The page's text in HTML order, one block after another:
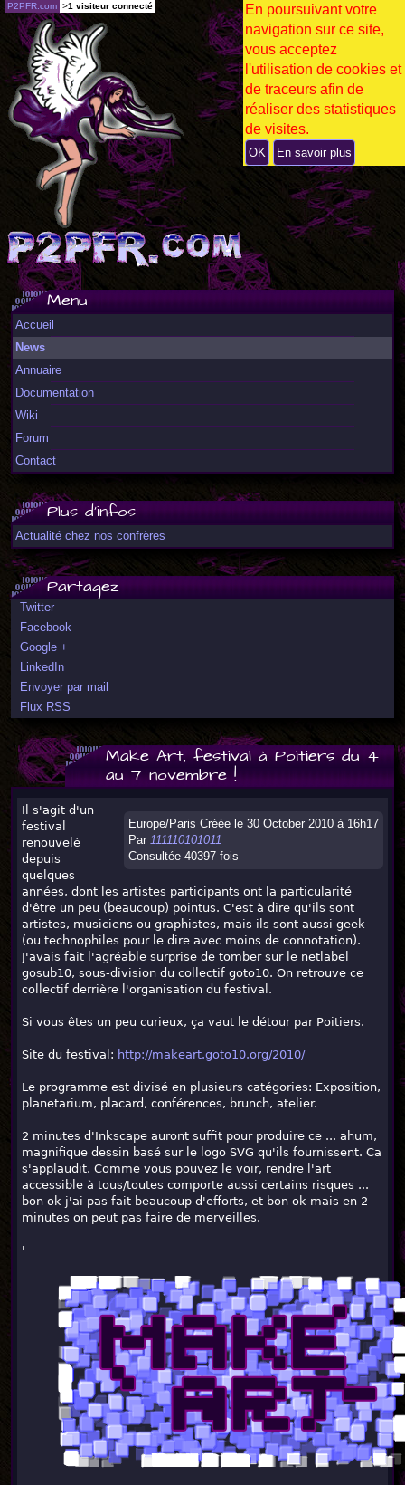
Menu
Accueil
News
Annuaire
Documentation
Wiki
Forum
Contact
Plus d'infos
Actualité chez nos confrères
Partagez
Twitter
Facebook
Google +
LinkedIn
Envoyer par mail
Flux RSS
Make Art, festival à Poitiers du 4
au 7 novembre !
Europe/Paris Créée le 30 October 2010 à 16h17
Par 111110101011
Consultée 40397 fois
Il s'agit d'un
festival
renouvelé
depuis
quelques
années, dont les artistes participants ont la particularité
d'être un peu (beaucoup) pointus. C'est à dire qu'ils sont
artistes, musiciens ou graphistes, mais ils sont aussi geek
(ou technophiles pour le dire avec moins de connotation).
J'avais fait l'agréable surprise de tomber sur le netlabel
gosub10, sous-division du collectif goto10. On retrouve ce
collectif derrière l'organisation du festival.
Si vous êtes un peu curieux, ça vaut le détour par Poitiers.
Site du festival: http://makeart.goto10.org/2010/
Le programme est divisé en plusieurs catégories: Exposition,
planetarium, placard, conférences, brunch, atelier.
2 minutes d'Inkscape auront suffit pour produire ce ... ahum,
magnifique dessin basé sur le logo SVG qu'ils fournissent. Ca
s'applaudit. Comme vous pouvez le voir, rendre l'art
accessible à tous/toutes comporte aussi certains risques ...
bon ok j'ai pas fait beaucoup d'efforts, et bon ok mais en 2
minutes on peut pas faire de merveilles.
'
P2PFR.com >1 visiteur connecté
En poursuivant votre
navigation sur ce site,
vous acceptez
l'utilisation de cookies et
de traceurs afin de
réaliser des statistiques
de visites.
OK En savoir plus